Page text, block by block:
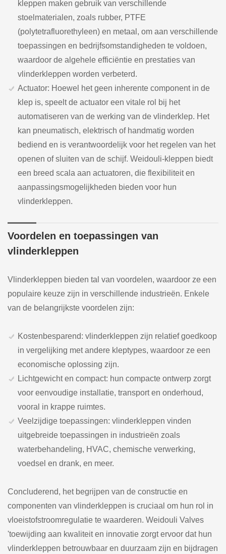
kleppen maken gebruik van verschillende
stoelmaterialen, zoals rubber, PTFE
(polytetrafluorethyleen) en metaal, om aan verschillende
toepassingen en bedrijfsomstandigheden te voldoen,
waardoor de algehele efficiëntie en prestaties van
vlinderkleppen worden verbeterd.
Actuator: Hoewel het geen inherente component in de
klep is, speelt de actuator een vitale rol bij het
automatiseren van de werking van de vlinderklep. Het
kan pneumatisch, elektrisch of handmatig worden
bediend en is verantwoordelijk voor het regelen van het
openen of sluiten van de schijf. Weidouli-kleppen biedt
een breed scala aan actuatoren, die flexibiliteit en
aanpassingsmogelijkheden bieden voor hun
vlinderkleppen.
Voordelen en toepassingen van
vlinderkleppen
Vlinderkleppen bieden tal van voordelen, waardoor ze een
populaire keuze zijn in verschillende industrieën. Enkele
van de belangrijkste voordelen zijn:
Kostenbesparend: vlinderkleppen zijn relatief goedkoop
in vergelijking met andere kleptypes, waardoor ze een
economische oplossing zijn.
Lichtgewicht en compact: hun compacte ontwerp zorgt
voor eenvoudige installatie, transport en onderhoud,
vooral in krappe ruimtes.
Veelzijdige toepassingen: vlinderkleppen vinden
uitgebreide toepassingen in industrieën zoals
waterbehandeling, HVAC, chemische verwerking,
voedsel en drank, en meer.
Concluderend, het begrijpen van de constructie en
componenten van vlinderkleppen is cruciaal om hun rol in
vloeistofstroomregulatie te waarderen. Weidouli Valves
'toewijding aan kwaliteit en innovatie zorgt ervoor dat hun
vlinderkleppen betrouwbaar en duurzaam zijn en bijdragen